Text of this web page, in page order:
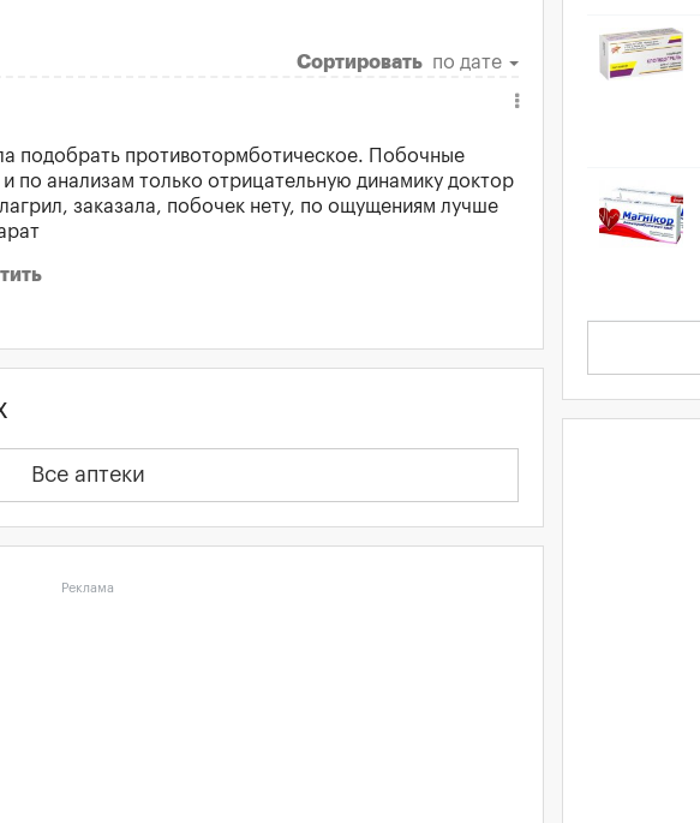
Сортировать по дате
подобрать противотормботическое. Побочные
по анализам только отрицательную динамику доктор
заказала, побочек нету, по ощущениям лучше
Все аптеки
Реклама